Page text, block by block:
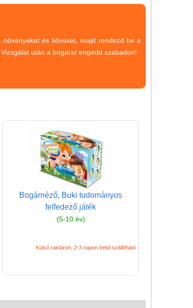
és köveket, majd rendezd be a
után a bogarat engedd szabadon!
Bogárnéző, Buki tudományos
felfedező játék
(5-10 év)
Külső raktáron, 2-3 napon belül szállítható
Pasztell játékok
Szerelés, barkácsolás, kerti
kalandozás
Szerepjáték
(baba,autó,konyha,épület,..)
Tanulást segítő játék
Ügyességi játékok